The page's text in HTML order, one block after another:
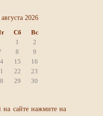
2026
Сб
Вс
1
2
8
9
15
16
22
23
29
30
на сайте нажмите на